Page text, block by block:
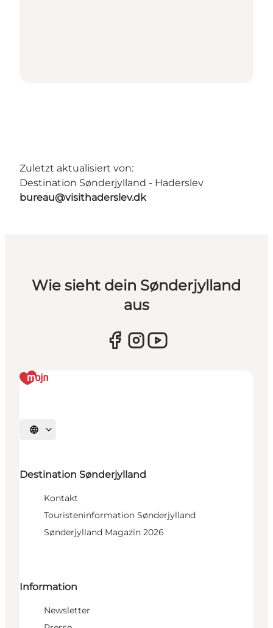
Zuletzt aktualisiert von:
Destination Sønderjylland - Haderslev
bureau@visithaderslev.dk
Wie sieht dein Sønderjylland
aus
Sprache auswählen
Destination Sønderjylland
Kontakt
Touristeninformation Sønderjylland
Sønderjylland Magazin 2026
Information
Newsletter